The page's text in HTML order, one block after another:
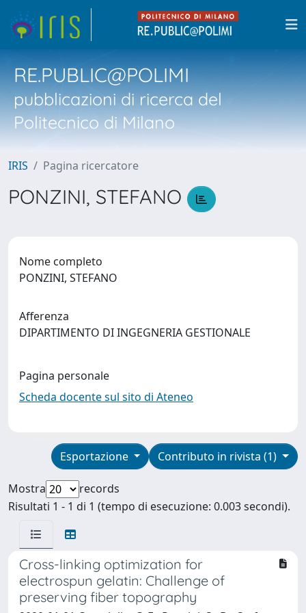
RE.PUBLIC@POLIMI
pubblicazioni di ricerca del
Politecnico di Milano
IRIS Pagina ricercatore
PONZINI, STEFANO
Nome completo
PONZINI, STEFANO
Afferenza
DIPARTIMENTO DI INGEGNERIA GESTIONALE
Pagina personale
Scheda docente sul sito di Ateneo
Contributo in rivista (1)
Esportazione
Mostra
records
Risultati 1 - 1 di 1 (tempo di esecuzione: 0.003 secondi).
Cross-linking optimization for
electrospun gelatin: Challenge of
preserving fiber topography